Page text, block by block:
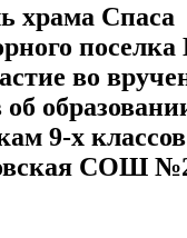
храма Спаса
поселка
во
об
9-х
СОШ